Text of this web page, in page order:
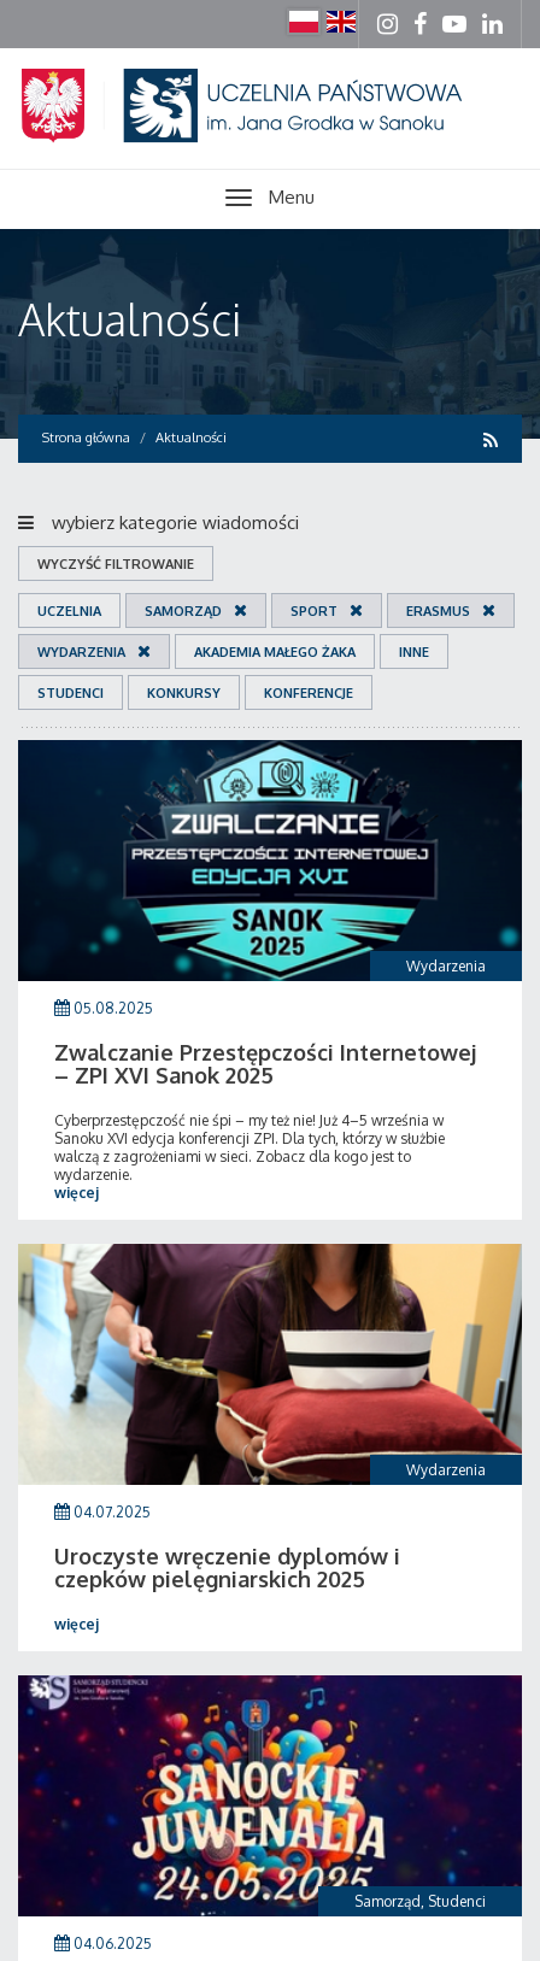
Menu
Aktualności
Strona główna Aktualności
wybierz kategorie wiadomości
WYCZYŚĆ FILTROWANIE
UCZELNIA SAMORZĄD SPORT ERASMUS
WYDARZENIA AKADEMIA MAŁEGO ŻAKA INNE
STUDENCI KONKURSY KONFERENCJE
Wydarzenia
05.08.2025
Zwalczanie Przestępczości Internetowej
– ZPI XVI Sanok 2025
Cyberprzestępczość nie śpi – my też nie! Już 4–5 września w
Sanoku XVI edycja konferencji ZPI. Dla tych, którzy w służbie
walczą z zagrożeniami w sieci. Zobacz dla kogo jest to
wydarzenie.
więcej
Wydarzenia
04.07.2025
Uroczyste wręczenie dyplomów i
czepków pielęgniarskich 2025
więcej
Samorząd, Studenci
04.06.2025